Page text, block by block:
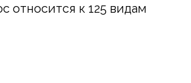
относится к 125 видам